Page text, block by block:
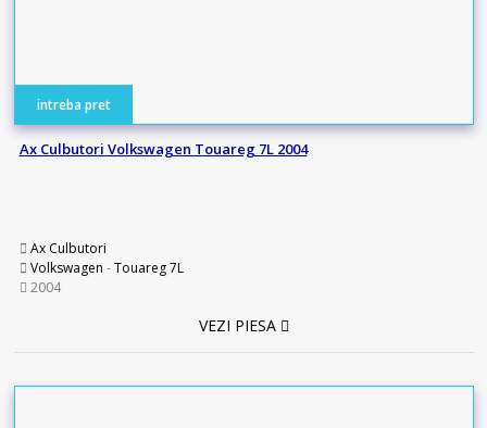
intreba pret
Ax Culbutori Volkswagen Touareg 7L 2004
Ax Culbutori
Volkswagen -Touareg 7L
2004
VEZI PIESA